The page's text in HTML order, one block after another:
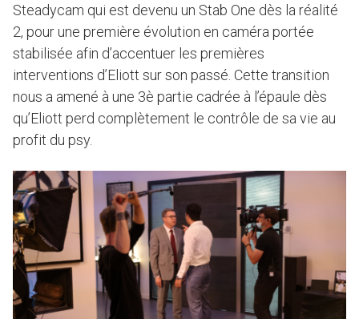
Steadycam qui est devenu un Stab One dès la réalité
2, pour une première évolution en caméra portée
stabilisée afin d’accentuer les premières
interventions d’Eliott sur son passé. Cette transition
nous a amené à une 3è partie cadrée à l’épaule dès
qu’Eliott perd complètement le contrôle de sa vie au
profit du psy.